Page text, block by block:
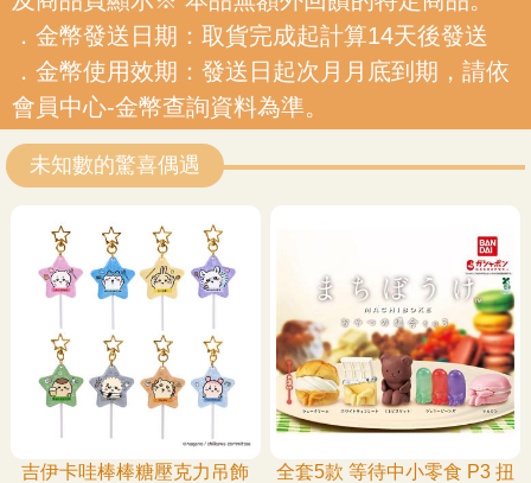
．金幣發送日期：取貨完成起計算14天後發送
．金幣使用效期：發送日起次月月底到期，請依
會員中心-金幣查詢資料為準。
未知數的驚喜偶遇
吉伊卡哇棒棒糖壓克力吊飾
全套5款 等待中小零食 P3 扭